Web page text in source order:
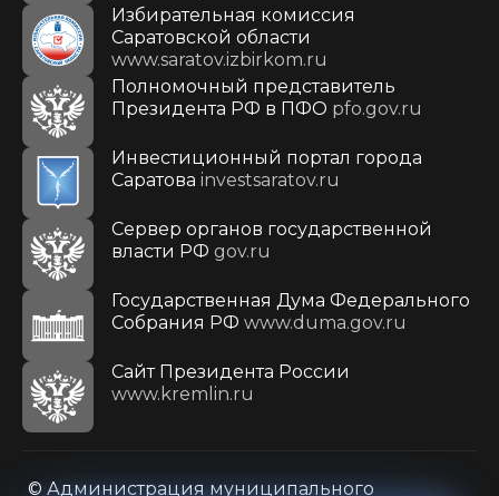
Избирательная комиссия
Саратовской области
www.saratov.izbirkom.ru
Полномочный представитель
Президента РФ в ПФО pfo.gov.ru
Инвестиционный портал города
Саратова investsaratov.ru
Сервер органов государственной
власти РФ gov.ru
Государственная Дума Федерального
Собрания РФ www.duma.gov.ru
Cайт Президента России
www.kremlin.ru
© Администрация муниципального